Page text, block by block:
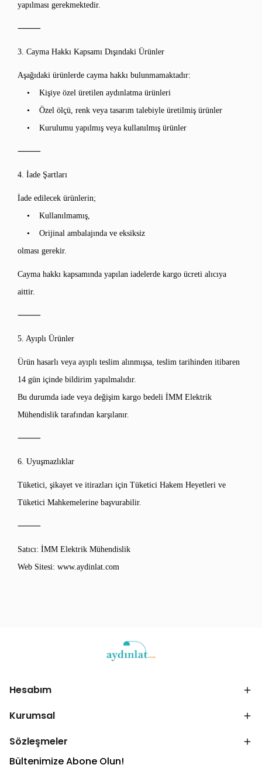
yapılması gerekmektedir.
⸻
3. Cayma Hakkı Kapsamı Dışındaki Ürünler
Aşağıdaki ürünlerde cayma hakkı bulunmamaktadır:
• Kişiye özel üretilen aydınlatma ürünleri
• Özel ölçü, renk veya tasarım talebiyle üretilmiş ürünler
• Kurulumu yapılmış veya kullanılmış ürünler
⸻
4. İade Şartları
İade edilecek ürünlerin;
• Kullanılmamış,
• Orijinal ambalajında ve eksiksiz
olması gerekir.
Cayma hakkı kapsamında yapılan iadelerde kargo ücreti alıcıya
aittir.
⸻
5. Ayıplı Ürünler
Ürün hasarlı veya ayıplı teslim alınmışsa, teslim tarihinden itibaren
14 gün içinde bildirim yapılmalıdır.
Bu durumda iade veya değişim kargo bedeli İMM Elektrik
Mühendislik tarafından karşılanır.
⸻
6. Uyuşmazlıklar
Tüketici, şikayet ve itirazları için Tüketici Hakem Heyetleri ve
Tüketici Mahkemelerine başvurabilir.
⸻
Satıcı: İMM Elektrik Mühendislik
Web Sitesi: www.aydinlat.com
Hesabım
Kurumsal
Sözleşmeler
Bültenimize Abone Olun!